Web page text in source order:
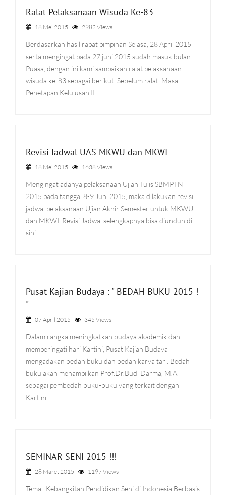
Ralat Pelaksanaan Wisuda Ke-83
18 Mei 2015 2982 Views
Berdasarkan hasil rapat pimpinan Selasa, 28 April 2015
serta mengingat pada 27 juni 2015 sudah masuk bulan
Puasa, dengan ini kami sampaikan ralat pelaksanaan
wisuda ke-83 sebagai berikut: Sebelum ralat: Masa
Penetapan Kelulusan II
Revisi Jadwal UAS MKWU dan MKWI
18 Mei 2015 1638 Views
Mengingat adanya pelaksanaan Ujian Tulis SBMPTN
2015 pada tanggal 8-9 Juni 2015, maka dilakukan revisi
jadwal pelaksanaan Ujian Akhir Semester untuk MKWU
dan MKWI. Revisi Jadwal selengkapnya bisa diunduh di
sini.
Pusat Kajian Budaya : " BEDAH BUKU 2015 !
"
07 April 2015 345 Views
Dalam rangka meningkatkan budaya akademik dan
memperingati hari Kartini, Pusat Kajian Budaya
mengadakan bedah buku dan bedah karya tari. Bedah
buku akan menampilkan Prof.Dr.Budi Darma, M.A.
sebagai pembedah buku-buku yang terkait dengan
Kartini
SEMINAR SENI 2015 !!!
28 Maret 2015 1197 Views
Tema : Kebangkitan Pendidikan Seni di Indonesia Berbasis